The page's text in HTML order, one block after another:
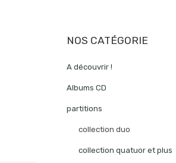
NOS CATÉGORIE
A découvrir !
Albums CD
partitions
collection duo
collection quatuor et plus